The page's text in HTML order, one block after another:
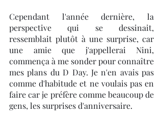
Cependant l'année dernière, la
perspective qui se dessinait,
ressemblait plutôt à une surprise, car
une amie que j'appellerai Nini,
commença à me sonder pour connaître
mes plans du D Day. Je n'en avais pas
comme d'habitude et ne voulais pas en
faire car je préfère comme beaucoup de
gens, les surprises d'anniversaire.